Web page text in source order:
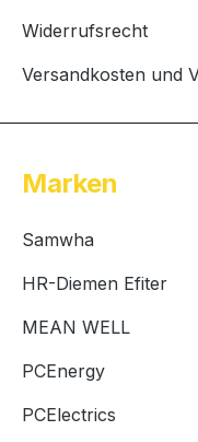
Widerrufsrecht
Versandkosten und
Marken
Samwha
HR-Diemen Efiter
MEAN WELL
PCEnergy
PCElectrics